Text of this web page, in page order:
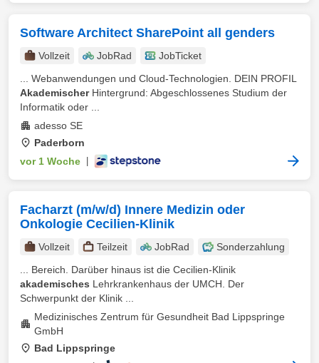
Software Architect SharePoint all genders
Vollzeit JobRad
JobTicket
... Webanwendungen und Cloud-Technologien. DEIN PROFIL
AkademischerHintergrund: Abgeschlossenes Studium der
Informatik oder ...
adesso SE
Paderborn
vor 1 Woche
Facharzt (m/w/d) Innere Medizin oder
Onkologie Cecilien-Klinik
Vollzeit Teilzeit JobRad
Sonderzahlung
... Bereich. Darüber hinaus ist die Cecilien-Klinik
akademisches Lehrkrankenhaus der UMCH. Der
Schwerpunkt der Klinik ...
Medizinisches Zentrum für Gesundheit Bad Lippspringe
GmbH
Bad Lippspringe